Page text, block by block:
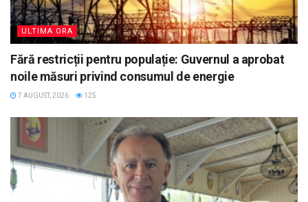
ULTIMA ORA
Fără restricții pentru populație: Guvernul a aprobat
noile măsuri privind consumul de energie
7 AUGUST, 2026 125